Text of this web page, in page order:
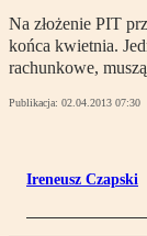
Na złożenie PIT
końca kwietnia.
rachunkowe,
Publikacja: 02.04.2013 07:30
Ireneusz Czapski